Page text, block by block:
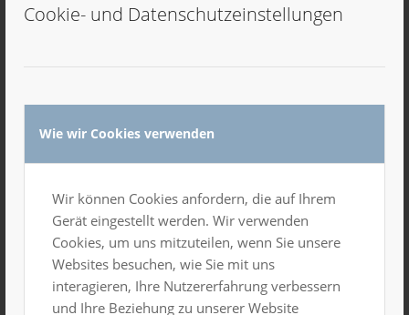
Cookie- und Datenschutzeinstellungen
Wie wir Cookies verwenden
Wir können Cookies anfordern, die auf Ihrem
Gerät eingestellt werden. Wir verwenden
Cookies, um uns mitzuteilen, wenn Sie unsere
Websites besuchen, wie Sie mit uns
interagieren, Ihre Nutzererfahrung verbessern
und Ihre Beziehung zu unserer Website